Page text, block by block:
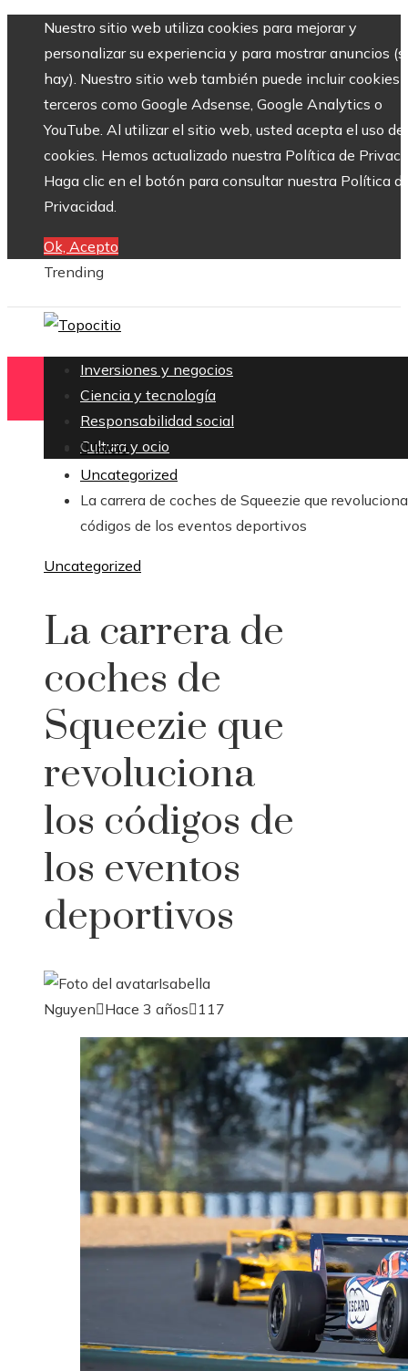
Nuestro sitio web utiliza cookies para mejorar y
personalizar su experiencia y para mostrar anuncios
hay). Nuestro sitio web también puede incluir cookies
terceros como Google Adsense, Google Analytics o
YouTube. Al utilizar el sitio web, usted acepta el uso de
cookies. Hemos actualizado nuestra Política de
Haga clic en el botón para consultar nuestra Política
Privacidad.
Ok, Acepto
Trending
Inversiones y negocios
Ciencia y tecnología
Responsabilidad social
Cultura y ocio
Inicio
Uncategorized
La carrera de coches de Squeezie que
códigos de los eventos deportivos
Uncategorized
La carrera de
coches de
Squeezie que
revoluciona
los códigos de
los eventos
deportivos
Isabella
Nguyen Hace 3 años 117